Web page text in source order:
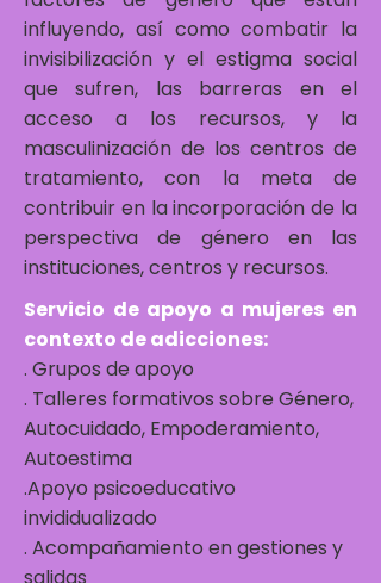
influyendo, así como combatir la
invisibilización y el estigma social
que sufren, las barreras en el
acceso a los recursos, y la
masculinización de los centros de
tratamiento, con la meta de
contribuir en la incorporación de la
perspectiva de género en las
instituciones, centros y recursos.
Servicio de apoyo a mujeres en
contexto de adicciones:
. Grupos de apoyo
. Talleres formativos sobre Género,
Autocuidado, Empoderamiento,
Autoestima
.Apoyo psicoeducativo
invididualizado
. Acompañamiento en gestiones y